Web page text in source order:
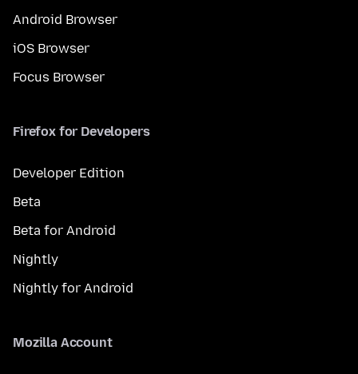
Android Browser
iOS Browser
Focus Browser
Firefox for Developers
Developer Edition
Beta
Beta for Android
Nightly
Nightly for Android
Mozilla Account